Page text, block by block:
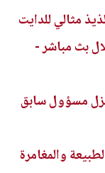
مثالي للدايت
بث مباشر -
مسؤول سابق
والمغامرة